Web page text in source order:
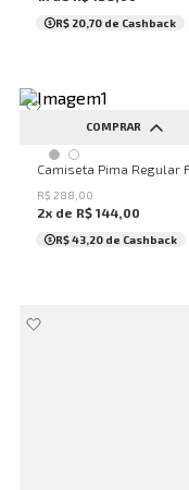
R$ 20,70 de Cashback
COMPRAR
PP P M G GG
R$ 288 00
2x de R$ 144 00
R$ 43,20 de Cashback